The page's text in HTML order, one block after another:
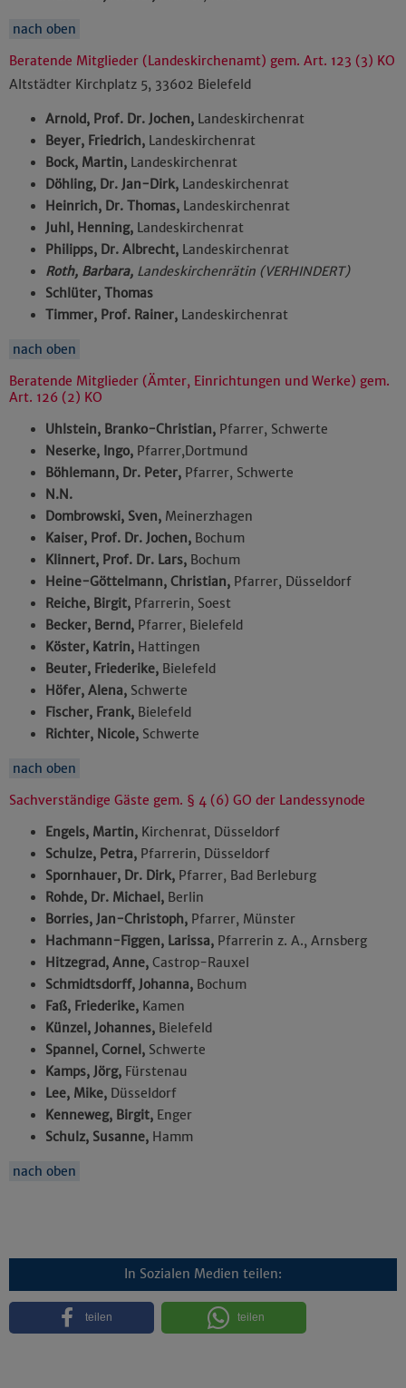
nach oben
Beratende Mitglieder (Landeskirchenamt) gem. Art. 123 (3) KO
Altstädter Kirchplatz 5, 33602 Bielefeld
Arnold, Prof. Dr. Jochen, Landeskirchenrat
Beyer, Friedrich, Landeskirchenrat
Bock, Martin, Landeskirchenrat
Döhling, Dr. Jan-Dirk, Landeskirchenrat
Heinrich, Dr. Thomas, Landeskirchenrat
Juhl, Henning, Landeskirchenrat
Philipps, Dr. Albrecht, Landeskirchenrat
Roth, Barbara, Landeskirchenrätin (VERHINDERT)
Schlüter, Thomas
Timmer, Prof. Rainer, Landeskirchenrat
nach oben
Beratende Mitglieder (Ämter, Einrichtungen und Werke) gem.
Art. 126 (2) KO
Uhlstein, Branko-Christian, Pfarrer, Schwerte
Neserke, Ingo, Pfarrer,Dortmund
Böhlemann, Dr. Peter, Pfarrer, Schwerte
N.N.
Dombrowski, Sven, Meinerzhagen
Kaiser, Prof. Dr. Jochen, Bochum
Klinnert, Prof. Dr. Lars, Bochum
Heine-Göttelmann, Christian, Pfarrer, Düsseldorf
Reiche, Birgit, Pfarrerin, Soest
Becker, Bernd, Pfarrer, Bielefeld
Köster, Katrin, Hattingen
Beuter, Friederike, Bielefeld
Höfer, Alena, Schwerte
Fischer, Frank, Bielefeld
Richter, Nicole, Schwerte
nach oben
Sachverständige Gäste gem. § 4 (6) GO der Landessynode
Engels, Martin, Kirchenrat, Düsseldorf
Schulze, Petra, Pfarrerin, Düsseldorf
Spornhauer, Dr. Dirk, Pfarrer, Bad Berleburg
Rohde, Dr. Michael, Berlin
Borries, Jan-Christoph, Pfarrer, Münster
Hachmann-Figgen, Larissa, Pfarrerin z. A., Arnsberg
Hitzegrad, Anne, Castrop-Rauxel
Schmidtsdorff, Johanna, Bochum
Faß, Friederike, Kamen
Künzel, Johannes, Bielefeld
Spannel, Cornel, Schwerte
Kamps, Jörg, Fürstenau
Lee, Mike, Düsseldorf
Kenneweg, Birgit, Enger
Schulz, Susanne, Hamm
nach oben
In Sozialen Medien teilen:
teilen teilen